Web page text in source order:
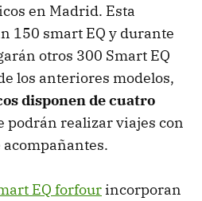
en Madrid. Esta
150 smart EQ y durante
otros 300 Smart EQ
los anteriores modelos,
disponen de cuatro
podrán realizar viajes con
EQ forfour incorporan